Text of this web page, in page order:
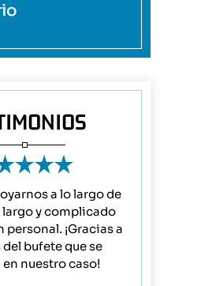
a lo largo de
largo y complicado
¡Gracias a
bufete que se
nuestro caso!